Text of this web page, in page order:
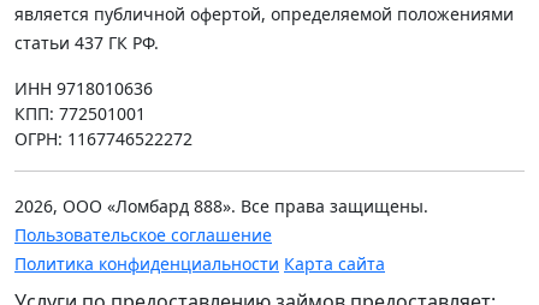
является публичной офертой, определяемой положениями
статьи 437 ГК РФ.
ИНН 9718010636
КПП: 772501001
ОГРН: 1167746522272
2026, ООО «Ломбард 888». Все права защищены.
Пользовательское соглашение
Политика конфиденциальности Карта сайта